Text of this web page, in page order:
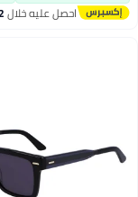
عليه خلال 12 - 13